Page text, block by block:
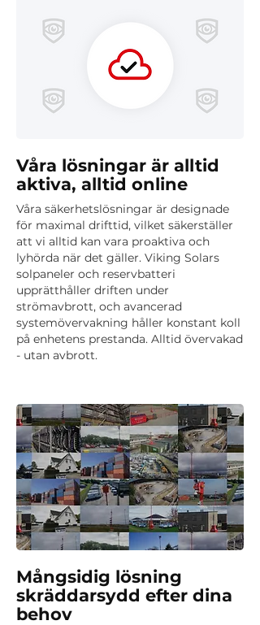
Våra lösningar är alltid
aktiva, alltid online
Våra säkerhetslösningar är designade
för maximal drifttid, vilket säkerställer
att vi alltid kan vara proaktiva och
lyhörda när det gäller. Viking Solars
solpaneler och reservbatteri
upprätthåller driften under
strömavbrott, och avancerad
systemövervakning håller konstant koll
på enhetens prestanda. Alltid övervakad
- utan avbrott.
Mångsidig lösning
skräddarsydd efter dina
behov